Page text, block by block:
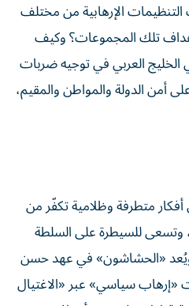
الإرهابية من مختلف
تلك المجموعات؟ وكيف
العربي في توجيه ضربات
أمن الدولة والمواطن والمقيم،
أفكار متطرفة وظلامية تكفّر من
وتسعى للسيطرة على السلطة
ويُعد «الحشاشون» في عهد حسن
«إرهاب سياسي» عبر «الاغتيال